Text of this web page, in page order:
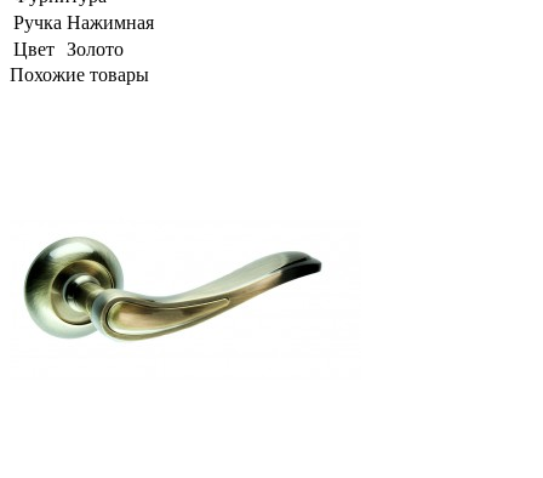
Ручка Нажимная
Цвет Золото
Похожие товары